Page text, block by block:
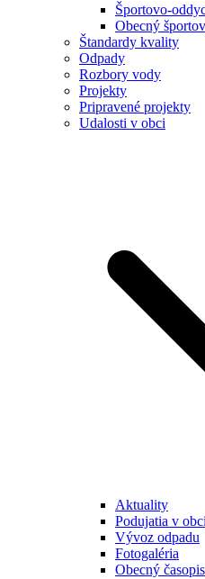
Športovo-
Obecný
Štandardy kvality
Odpady
Rozbory vody
Projekty
Pripravené projekty
Udalosti v obci
Aktuality
Podujatia v obci
Vývoz odpadu
Fotogaléria
Obecný časopis